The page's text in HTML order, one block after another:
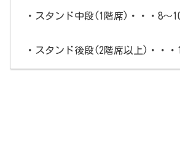
・スタンド中段(1階席)・・・8～
・スタンド後段(2階席以上)・・・